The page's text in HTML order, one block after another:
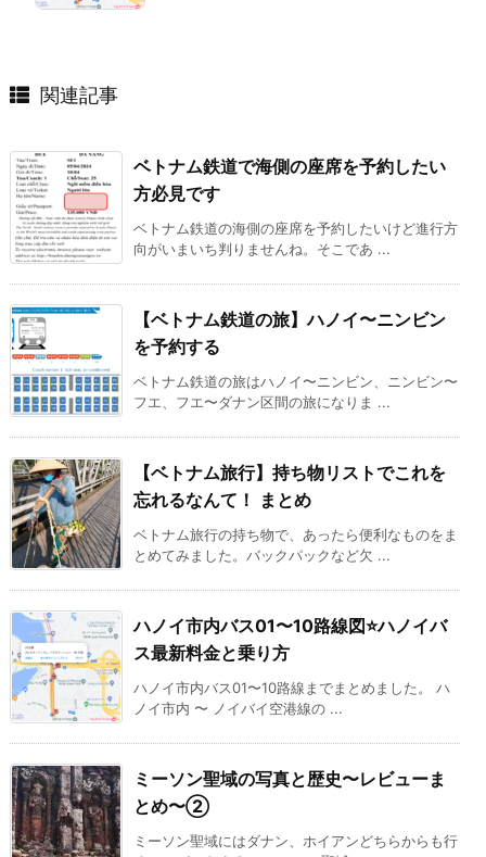
関連記事
ベトナム鉄道で海側の座席を予約したい
方必見です
ベトナム鉄道の海側の座席を予約したいけど進行方
向がいまいち判りませんね。そこであ ...
【ベトナム鉄道の旅】ハノイ〜ニンビン
を予約する
ベトナム鉄道の旅はハノイ〜ニンビン、ニンビン〜
フエ、フエ〜ダナン区間の旅になりま ...
【ベトナム旅行】持ち物リストでこれを
忘れるなんて！ まとめ
ベトナム旅行の持ち物で、あったら便利なものをま
とめてみました。バックパックなど欠 ...
ハノイ市内バス01〜10路線図⭐ハノイバ
ス最新料金と乗り方
ハノイ市内バス01〜10路線までまとめました。 ハ
ノイ市内 〜 ノイバイ空港線の ...
ミーソン聖域の写真と歴史〜レビューま
とめ〜②
ミーソン聖域にはダナン、ホイアンどちらからも行